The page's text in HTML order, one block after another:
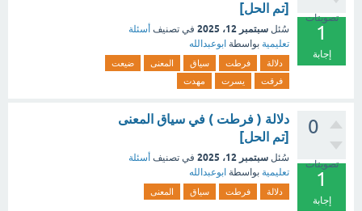
تصويتات
1
إجابة
[تم الحل]
سُئل سبتمبر 12، 2025 في تصنيف أسئلة
تعليمية بواسطة ابوعبدالله
دلالة فرطت سياق المعنى
ضيعت
فرقت
يسرت مهدت
0
تصويتات
1
إجابة
دلالة ( فرطت ) في سياق المعنى
[تم الحل]
سُئل سبتمبر 12، 2025 في تصنيف أسئلة
تعليمية بواسطة ابوعبدالله
دلالة فرطت سياق المعنى